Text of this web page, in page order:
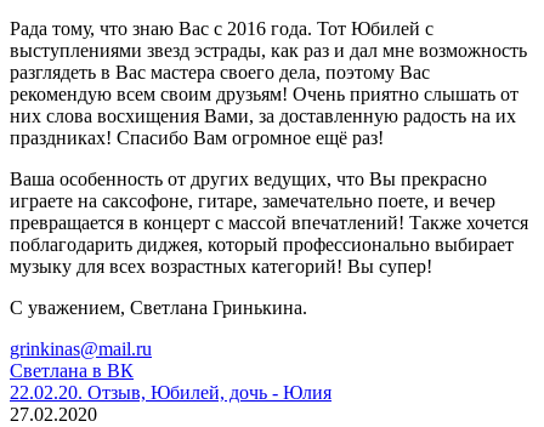
Рада тому, что знаю Вас с 2016 года. Тот Юбилей с
выступлениями звезд эстрады, как раз и дал мне возможность
разглядеть в Вас мастера своего дела, поэтому Вас
рекомендую всем своим друзьям! Очень приятно слышать от
них слова восхищения Вами, за доставленную радость на их
праздниках! Спасибо Вам огромное ещё раз!
Ваша особенность от других ведущих, что Вы прекрасно
играете на саксофоне, гитаре, замечательно поете, и вечер
превращается в концерт с массой впечатлений! Также хочется
поблагодарить диджея, который профессионально выбирает
музыку для всех возрастных категорий! Вы супер!
С уважением, Светлана Гринькина.
grinkinas@mail.ru
Светлана в ВК
22.02.20. Отзыв, Юбилей, дочь - Юлия
27.02.2020